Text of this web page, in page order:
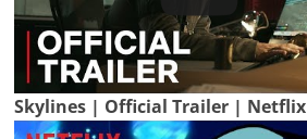
Skylines | Official Trailer | Netflix